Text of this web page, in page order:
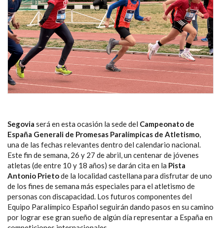
Segovia será en esta ocasión la sede del Campeonato de
España Generali de Promesas Paralímpicas de Atletismo,
una de las fechas relevantes dentro del calendario nacional.
Este fin de semana, 26 y 27 de abril, un centenar de jóvenes
atletas (de entre 10 y 18 años) se darán cita en la Pista
Antonio Prietode la localidad castellana para disfrutar de uno
de los fines de semana más especiales para el atletismo de
personas con discapacidad. Los futuros componentes del
Equipo Paralímpico Español seguirán dando pasos en su camino
por lograr ese gran sueño de algún día representar a España en